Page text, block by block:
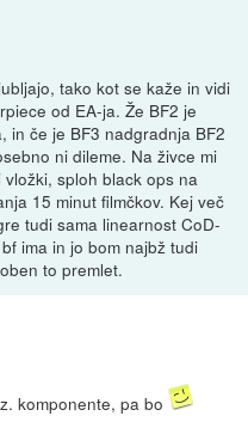
tako kot se kaže in vidi
od EA-ja. Že BF2 je
in če je BF3 nadgradnja BF2
ni dileme. Na živce mi
sploh black ops na
15 minut filmčkov. Kej več
tudi sama linearnost CoD-
ima in jo bom najbž tudi
to premlet.
komponente, pa bo